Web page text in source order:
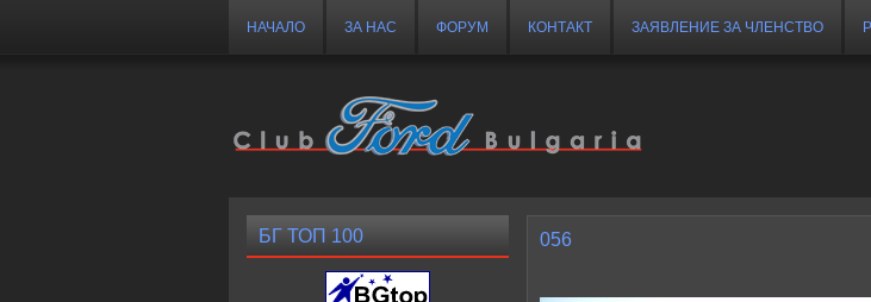
НАЧАЛО ЗА НАС ФОРУМ КОНТАКТ ЗАЯВЛЕНИЕ ЗА ЧЛЕНСТВО
056
БГ ТОП 100